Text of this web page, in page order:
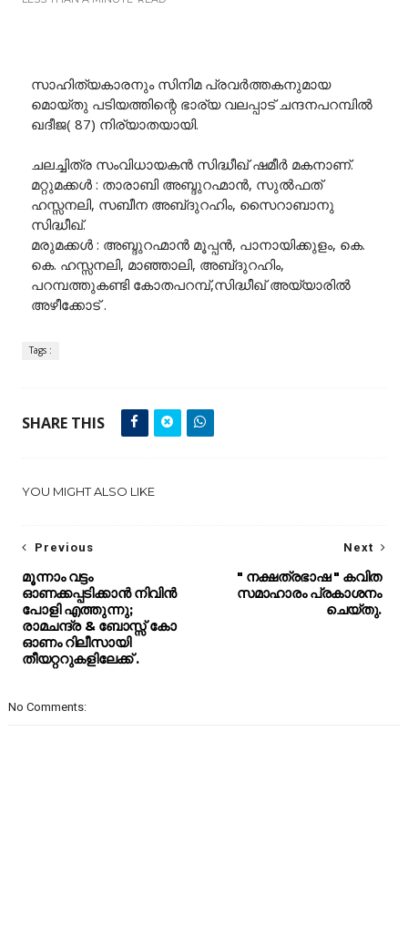
സാഹിത്യകാരനും സിനിമ പ്രവർത്തകനുമായ
മൊയ്‌തു പടിയത്തിന്റെ ഭാര്യ വലപ്പാട് ചന്ദനപറമ്പിൽ
ഖദീജ( 87) നിര്യാതയായി.
ചലച്ചിത്ര സംവിധായകൻ സിദ്ധീഖ്‌ ഷമീർ മകനാണ്.
മറ്റുമക്കൾ : താരാബി അബ്ദുറഹ്മാൻ, സുൽഫത്
ഹസ്സനലി, സബീന അബ്‌ദുറഹിം, സൈറാബാനു
സിദ്ധീഖ്‌.
മരുമക്കൾ : അബ്ദുറഹ്മാൻ മൂപ്പൻ, പാനായിക്കുളം, കെ.
കെ. ഹസ്സനലി, മാഞ്ഞാലി, അബ്‌ദുറഹിം,
പറമ്പത്തുകണ്ടി കോതപറമ്പ്,സിദ്ധീഖ്‌ അയ്യാരിൽ
അഴീക്കോട് .
Tags :
SHARE THIS
YOU MIGHT ALSO LIKE
Next
" നക്ഷത്രഭാഷ " കവിത
സമാഹാരം പ്രകാശനം
ചെയ്തു.
Previous
മൂന്നാം വട്ടം
ഓണക്കപ്പടിക്കാൻ നിവിൻ
പോളി എത്തുന്നു;
രാമചന്ദ്ര & ബോസ്സ് കോ
ഓണം റിലീസായി
തീയറ്ററുകളിലേക്ക് .
No Comments: